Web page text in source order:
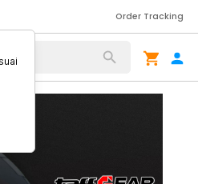
Order Tracking